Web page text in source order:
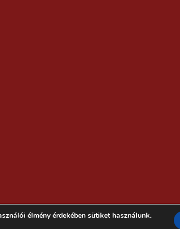
élmény érdekében sütiket használunk.